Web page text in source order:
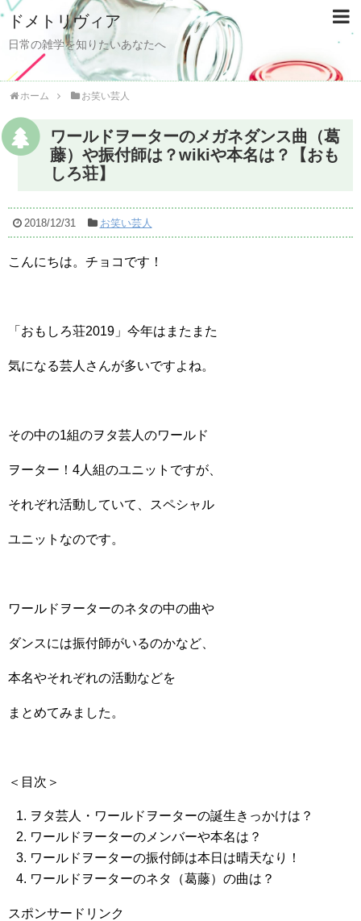
ドメトリヴィア
日常の雑学を知りたいあなたへ
ホーム お笑い芸人
ワールドヲーターのメガネダンス曲（葛
藤）や振付師は？wikiや本名は？【おも
しろ荘】
2018/12/31 お笑い芸人
こんにちは。チョコです！
「おもしろ荘2019」今年はまたまた
気になる芸人さんが多いですよね。
その中の1組のヲタ芸人のワールド
ヲーター！4人組のユニットですが、
それぞれ活動していて、スペシャル
ユニットなのです。
ワールドヲーターのネタの中の曲や
ダンスには振付師がいるのかなど、
本名やそれぞれの活動などを
まとめてみました。
＜目次＞
ヲタ芸人・ワールドヲーターの誕生きっかけは？
ワールドヲーターのメンバーや本名は？
ワールドヲーターの振付師は本日は晴天なり！
ワールドヲーターのネタ（葛藤）の曲は？
スポンサードリンク